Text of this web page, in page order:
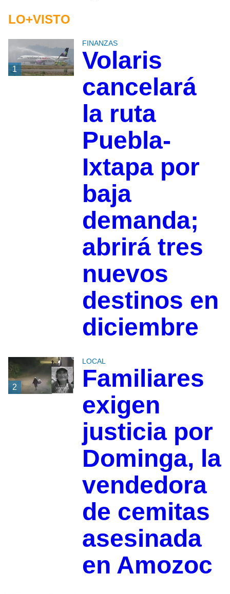
LO+VISTO
1
FINANZAS
Volaris
cancelará
la ruta
Puebla-
Ixtapa por
baja
demanda;
abrirá tres
nuevos
destinos en
diciembre
2
LOCAL
Familiares
exigen
justicia por
Dominga, la
vendedora
de cemitas
asesinada
en Amozoc